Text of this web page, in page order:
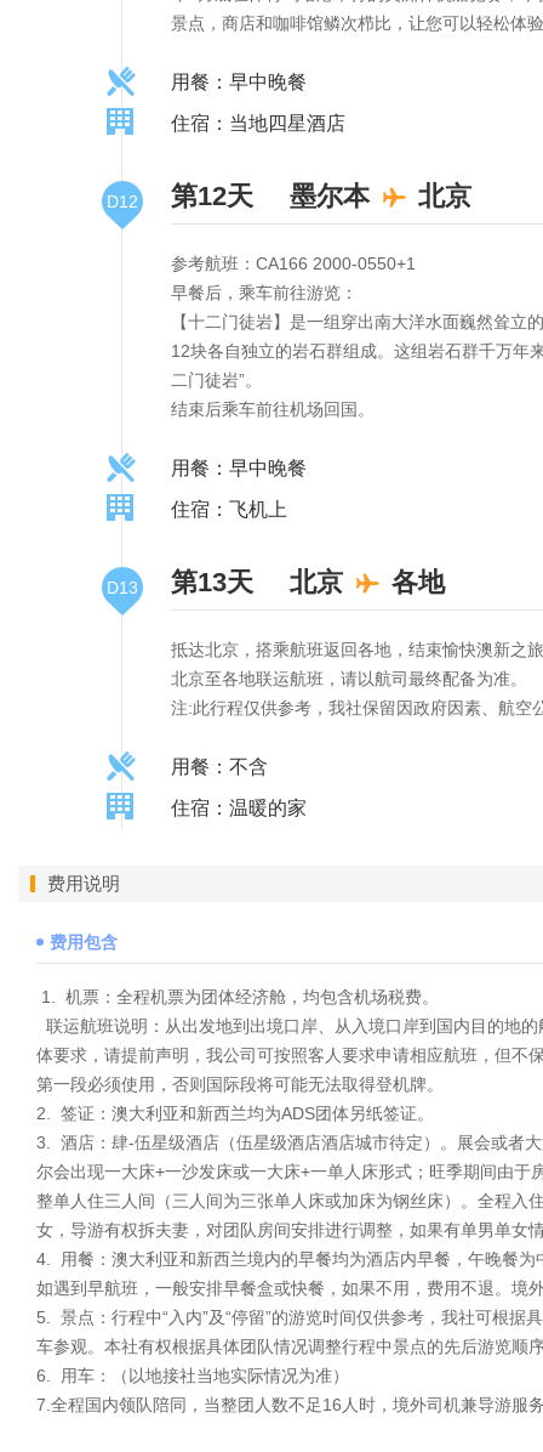
景点，商店和咖啡馆鳞次栉比，让您可以轻松体
用餐：早中晚餐
住宿：当地四星酒店
D12 第12天 墨尔本 北京
参考航班：CA166 2000-0550+1
早餐后，乘车前往游览：
【十二门徒岩】是一组穿出南大洋水面巍然耸
12块各自独立的岩石群组成。这组岩石群千万年
二门徒岩”。
结束后乘车前往机场回国。
用餐：早中晚餐
住宿：飞机上
D13 第13天 北京 各地
抵达北京，搭乘航班返回各地，结束愉快澳新之
北京至各地联运航班，请以航司最终配备为准。
注:此行程仅供参考，我社保留因政府因素、航
用餐：不含
住宿：温暖的家
费用说明
费用包含
1. 机票：全程机票为团体经济舱，均包含机场税费。
联运航班说明：从出发地到出境口岸、从入境口岸到国内目的地
体要求，请提前声明，我公司可按照客人要求申请相应航班，但
第一段必须使用，否则国际段将可能无法取得登机牌。
2. 签证：澳大利亚和新西兰均为ADS团体另纸签证。
3. 酒店：肆-伍星级酒店（伍星级酒店酒店城市待定）。展会或者
尔会出现一大床+一沙发床或一大床+一单人床形式；旺季期间由
整单人住三人间（三人间为三张单人床或加床为钢丝床）。全程
女，导游有权拆夫妻，对团队房间安排进行调整，如果有单男单女
4. 用餐：澳大利亚和新西兰境内的早餐均为酒店内早餐，午晚餐
如遇到早航班，一般安排早餐盒或快餐，如果不用，费用不退。境
5. 景点：行程中“入内”及“停留”的游览时间仅供参考，我社可根据
车参观。本社有权根据具体团队情况调整行程中景点的先后游览顺
6. 用车：（以地接社当地实际情况为准）
7.全程国内领队陪同，当整团人数不足16人时，境外司机兼导游服